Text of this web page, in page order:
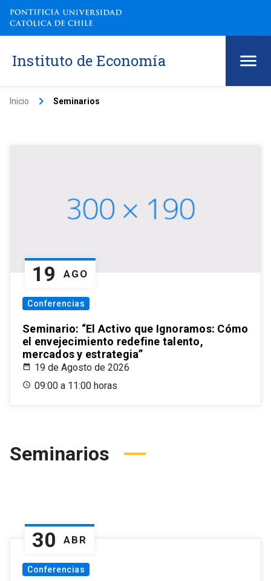
Instituto de Economía
Inicio keyboard_arrow_right Seminarios
19 AGO
Conferencias
Seminario: “El Activo que Ignoramos: Cómo
el envejecimiento redefine talento,
mercados y estrategia”
19 de Agosto de 2026
09:00 a 11:00 horas
Seminarios
30 ABR
Conferencias